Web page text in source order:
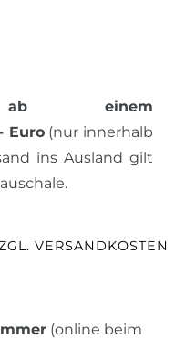
ab einem
Euro(nur innerhalb
ins Ausland gilt
VERSANDKOSTEN
(online beim